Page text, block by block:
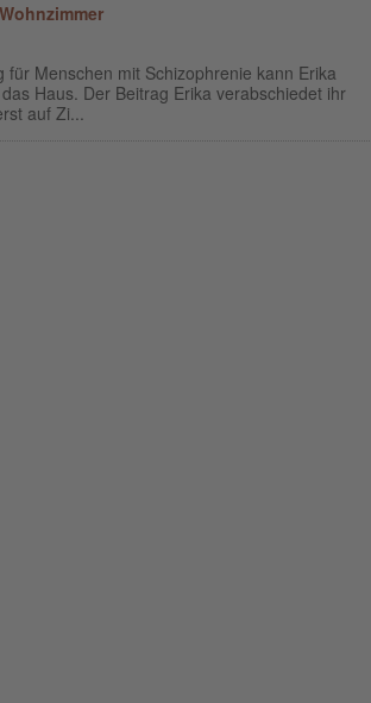
für Menschen mit Schizophrenie kann Erika
Haus. Der Beitrag Erika verabschiedet ihr
auf Zi...